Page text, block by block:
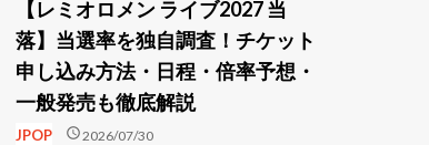
【レミオロメン ライブ2027 当
落】当選率を独自調査！チケット
申し込み方法・日程・倍率予想・
一般発売も徹底解説
JPOP schedule2026/07/30